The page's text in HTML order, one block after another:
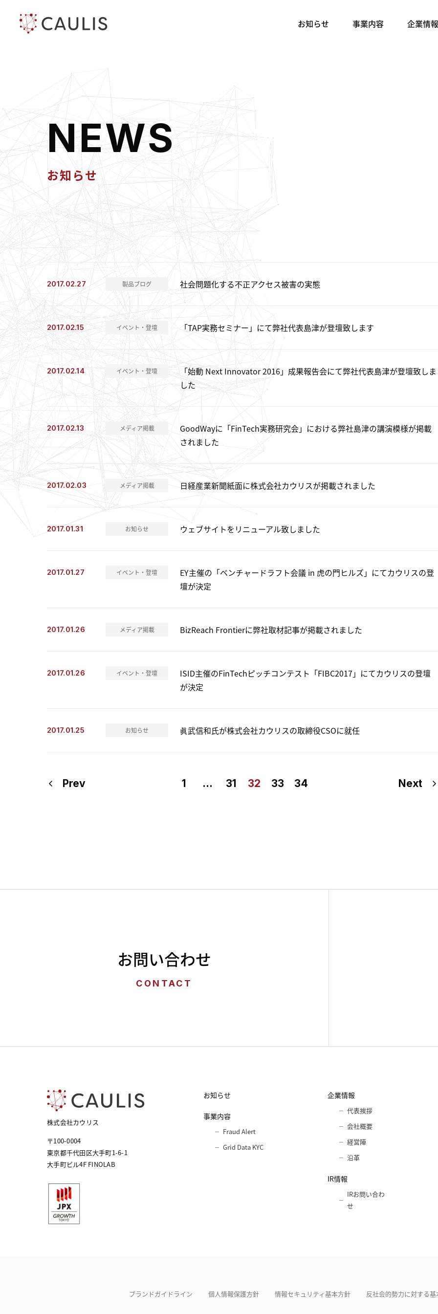
お知らせ 事業内容 企業情報
NEWS
お知らせ
2017.02.27 製品ブログ 社会問題化する不正アクセス被害の実態
2017.02.15 イベント・登壇 「TAP実務セミナー」にて弊社代表島津が登壇致します
2017.02.14 イベント・登壇
「始動 Next Innovator 2016」成果報告会にて弊社代表島津が登壇致しま
した
2017.02.13 メディア掲載
GoodWayに「FinTech実務研究会」における弊社島津の講演模様が掲載
されました
2017.02.03 メディア掲載 日経産業新聞紙面に株式会社カウリスが掲載されました
2017.01.31 お知らせ ウェブサイトをリニューアル致しました
2017.01.27 イベント・登壇
EY主催の「ベンチャードラフト会議 in 虎の門ヒルズ」にてカウリスの登
壇が決定
2017.01.26 メディア掲載 BizReach Frontierに弊社取材記事が掲載されました
2017.01.26 イベント・登壇
ISID主催のFinTechピッチコンテスト「FIBC2017」にてカウリスの登壇
が決定
2017.01.25 お知らせ 眞武信和氏が株式会社カウリスの取締役CSOに就任
Prev 1 … 31 32 33 34 Next
お問い合わせ
CONTACT
株式会社カウリス
〒100-0004
東京都千代田区大手町1-6-1
大手町ビル4F FINOLAB
お知らせ
事業内容
Fraud Alert
Grid Data KYC
企業情報
代表挨拶
会社概要
経営陣
沿革
IR情報
IRお問い合わ
せ
ブランドガイドライン 個人情報保護方針 情報セキュリティ基本⽅針 反社会的勢力に対する基